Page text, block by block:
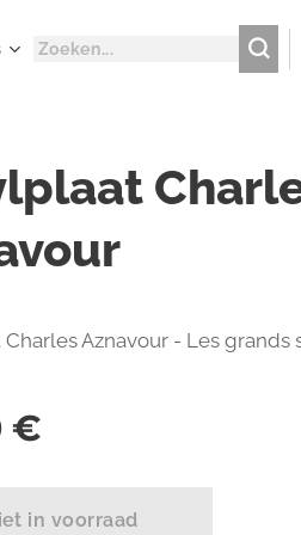
Aznavour - Les grands
€
in voorraad